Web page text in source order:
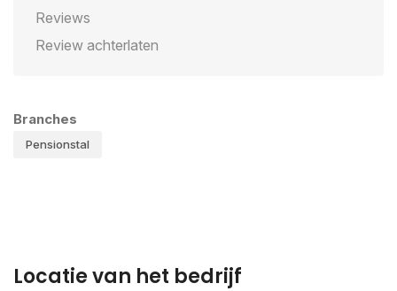
Reviews
Review achterlaten
Branches
Pensionstal
Locatie van het bedrijf